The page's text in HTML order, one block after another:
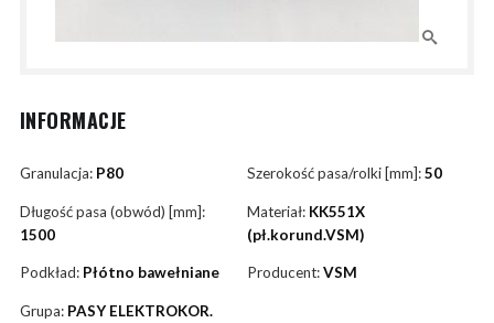
INFORMACJE
Granulacja: P80 Szerokość pasa/rolki [mm]:50
Długość pasa (obwód) [mm]:
1500
Materiał: KK551X
(pł.korund.VSM)
Podkład: Płótno bawełniane Producent:VSM
Grupa: PASY ELEKTROKOR.